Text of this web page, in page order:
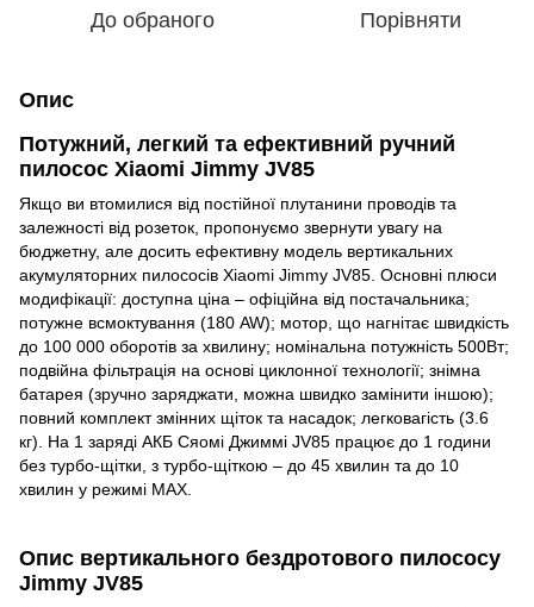
До обраного Порівняти
Опис
Потужний, легкий та ефективний ручний
пилосос Xiaomi Jimmy JV85
Якщо ви втомилися від постійної плутанини проводів та
залежності від розеток, пропонуємо звернути увагу на
бюджетну, але досить ефективну модель вертикальних
акумуляторних пилососів Xiaomi Jimmy JV85. Основні плюси
модифікації: доступна ціна – офіційна від постачальника;
потужне всмоктування (180 AW); мотор, що нагнітає швидкість
до 100 000 оборотів за хвилину; номінальна потужність 500Вт;
подвійна фільтрація на основі циклонної технології; знімна
батарея (зручно заряджати, можна швидко замінити іншою);
повний комплект змінних щіток та насадок; легковагість (3.6
кг). На 1 заряді АКБ Сяомі Джиммі JV85 працює до 1 години
без турбо-щітки, з турбо-щіткою – до 45 хвилин та до 10
хвилин у режимі МАХ.
Опис вертикального бездротового пилососу
Jimmy JV85